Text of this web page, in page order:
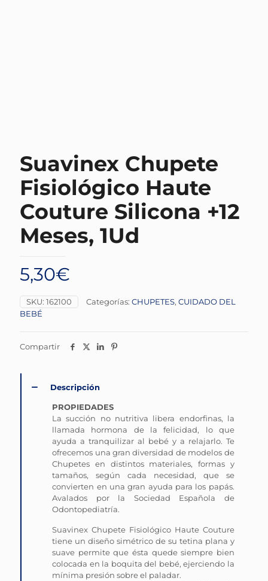
Suavinex Chupete
Fisiológico Haute
Couture Silicona +12
Meses, 1Ud
5,30€
SKU: 162100 Categorías: CHUPETES, CUIDADO DEL
BEBÉ
Compartir
Descripción
PROPIEDADES
La succión no nutritiva libera endorfinas, la
llamada hormona de la felicidad, lo que
ayuda a tranquilizar al bebé y a relajarlo. Te
ofrecemos una gran diversidad de modelos de
Chupetes en distintos materiales, formas y
tamaños, según cada necesidad, que se
convierten en una gran ayuda para los papás.
Avalados por la Sociedad Española de
Odontopediatría.
Suavinex Chupete Fisiológico Haute Couture
tiene un diseño simétrico de su tetina plana y
suave permite que ésta quede siempre bien
colocada en la boquita del bebé, ejerciendo la
mínima presión sobre el paladar.